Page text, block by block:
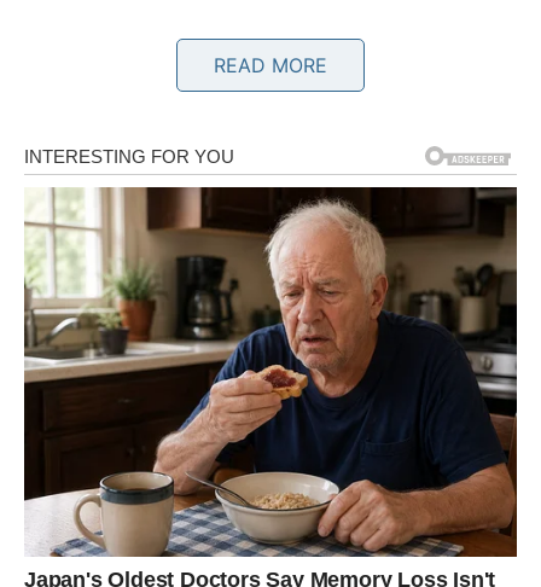
Bikovi su među znakovima koji primaju najveći karmički
život donosi osjećaj sigurnosti i mira.
Univerzum vam vraća ono što ste
zaslužili
Pred vama su trenuci tokom kojih ćete osjetiti veliko
olakšanje i sreću.
BLIZANCI
Zvijezde vam donose neočekivan susret ili razgovor koji
vam potpuno mijenja pogled na budućnost.
READ MORE